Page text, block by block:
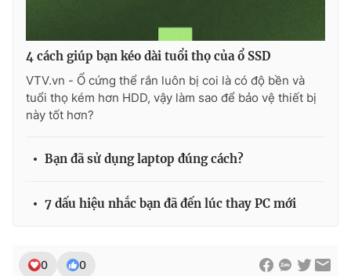
Đài Truyền hình Việt Nam
Cơ quan báo chí:Thời báo VTV
Giấy phép hoạt động báo in và báo điện tử số 483/GP-BTTTT
cấp ngày 29/12/2023
Tổng Biên tập:Vũ Thanh Thủy
Tổng đài VTV:
024.38 355 931 - 024.38 355 932
toasoan@vtv.vn
4 cách giúp bạn kéo dài tuổi thọ của ổ SSD
VTV.vn - Ổ cứng thể rắn luôn bị coi là có độ bền và
tuổi thọ kém hơn HDD, vậy làm sao để bảo vệ thiết bị
này tốt hơn?
Bạn đã sử dụng laptop đúng cách?
7 dấu hiệu nhắc bạn đã đến lúc thay PC mới
0 0